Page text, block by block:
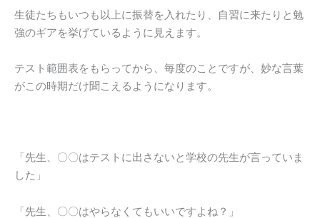
生徒たちもいつも以上に振替を入れたり、自習に来たりと勉
強のギアを挙げているように見えます。
テスト範囲表をもらってから、毎度のことですが、妙な言葉
がこの時期だけ聞こえるようになります。
「先生、〇〇はテストに出さないと学校の先生が言っていま
した」
「先生、〇〇はやらなくてもいいですよね？」